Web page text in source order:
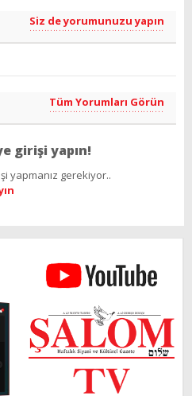
Siz de yorumunuzu yapın
Tüm Yorumları Görün
girişi yapın!
yapmanız gerekiyor..